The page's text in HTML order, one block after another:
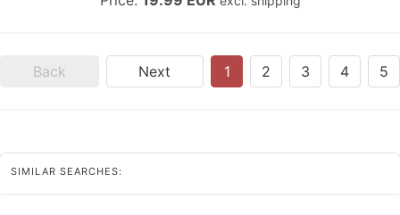
Back Next 1 2 3 4 5
SIMILAR SEARCHES: